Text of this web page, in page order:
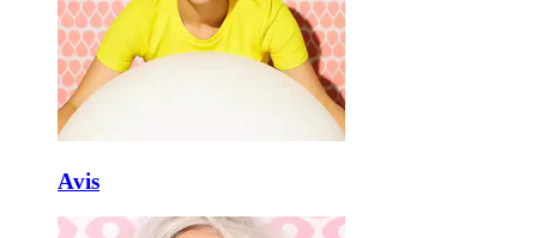
Avis